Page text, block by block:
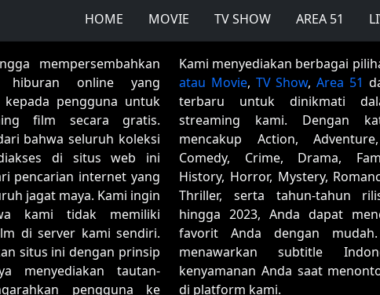
HOME MOVIE TV SHOW AREA 51
mempersembahkan
hiburan online yang
kepada pengguna untuk
film secara gratis.
bahwa seluruh koleksi
di situs web ini
pencarian internet yang
jagat maya. Kami ingin
kami tidak memiliki
di server kami sendiri.
situs ini dengan prinsip
menyediakan tautan-
pengguna ke
Kami menyediakan berbagai
atau Movie, TV Show, Area 51
terbaru untuk dinikmati
streaming kami. Dengan
mencakup Action,
Comedy, Crime, Drama,
History, Horror, Mystery,
Thriller, serta tahun-tahun
hingga 2023, Anda dapat
favorit Anda dengan
menawarkan subtitle
kenyamanan Anda saat
di platform kami.